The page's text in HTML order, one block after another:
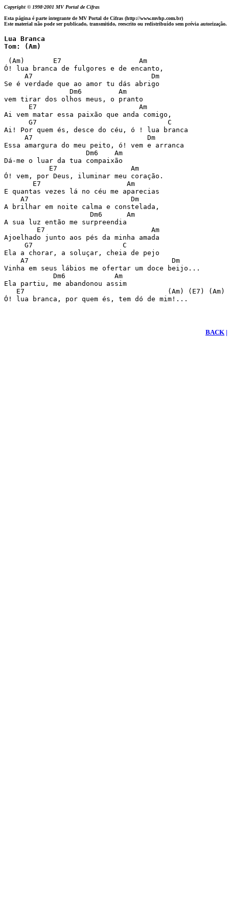
Copyright © 1998-2001 MV Portal de Cifras
Esta página é parte integrante de MV Portal de Cifras (http://www.mvhp.com.br)
Este material não pode ser publicado, transmitido, reescrito ou redistribuído sem prévia autorização.
Lua Branca
Tom: (Am)
(Am)       E7                   Am
Ó! lua branca de fulgores e de encanto,
     A7                             Dm
Se é verdade que ao amor tu dás abrigo
                Dm6         Am
vem tirar dos olhos meus, o pranto
      E7                         Am
Ai vem matar essa paixão que anda comigo,
      G7                                C
Ai! Por quem és, desce do céu, ó ! lua branca
     A7                            Dm
Essa amargura do meu peito, ó! vem e arranca
                    Dm6    Am
Dá-me o luar da tua compaixão
           E7                  Am
Ó! vem, por Deus, iluminar meu coração.
       E7                     Am
E quantas vezes lá no céu me aparecias
    A7                         Dm
A brilhar em noite calma e constelada,
                     Dm6      Am
A sua luz então me surpreendia
        E7                          Am
Ajoelhado junto aos pés da minha amada
     G7                      C
Ela a chorar, a soluçar, cheia de pejo
    A7                                   Dm
Vinha em seus lábios me ofertar um doce beijo...
            Dm6            Am
Ela partiu, me abandonou assim
   E7                                   (Am) (E7) (Am)
Ó! lua branca, por quem és, tem dó de mim!...
BACK |